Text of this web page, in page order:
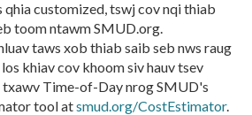
qhia customized, tswj cov nqi thiab
toom ntawmSMUD.org.
taws xob thiab saib seb nws raug
khiav cov khoom siv hauv tsev
txawv Time-of-Day nrog SMUD's
tool atsmud.org/CostEstimator.